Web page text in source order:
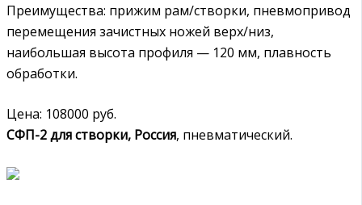
Преимущества: прижим рам/створки, пневмопривод
перемещения зачистных ножей верх/низ,
наибольшая высота профиля — 120 мм, плавность
обработки.
Цена: 108000 руб.
СФП-2 для створки, Россия, пневматический.